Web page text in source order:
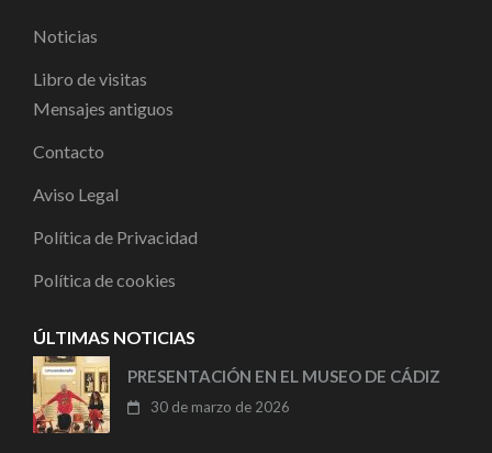
Noticias
Libro de visitas
Mensajes antiguos
Contacto
Aviso Legal
Política de Privacidad
Política de cookies
ÚLTIMAS NOTICIAS
PRESENTACIÓN EN EL MUSEO DE CÁDIZ
30 de marzo de 2026